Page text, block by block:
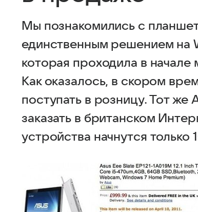
Мы познакомились с
единственным решением на
которая проходила в
Как оказалось, в скором
поступать в розницу. Тот же
заказать в британском
устройства начнутся только